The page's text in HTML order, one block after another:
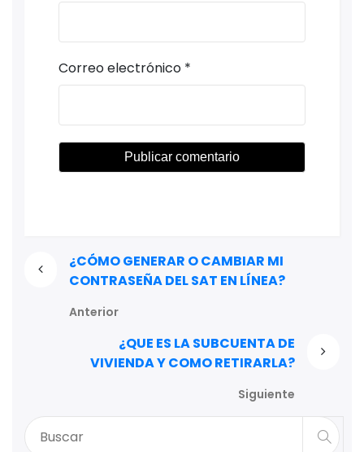
Correo electrónico *
¿CÓMO GENERAR O CAMBIAR MI
CONTRASEÑA DEL SAT EN LÍNEA?
Anterior
¿QUE ES LA SUBCUENTA DE
VIVIENDA Y COMO RETIRARLA?
Siguiente